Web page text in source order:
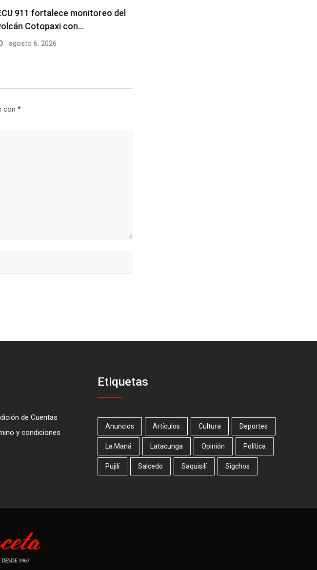
911 fortalece monitoreo del
Cotopaxi con…
agosto 6, 2026
con *
de Cuentas
y condiciones
Etiquetas
Anuncios Artículos Cultura Deportes
La Maná Latacunga Opinión Política
Pujilí Salcedo Saquisilí Sigchos